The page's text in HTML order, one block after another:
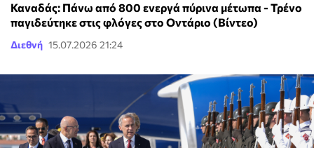
Καναδάς: Πάνω από 800 ενεργά πύρινα μέτωπα - Τρένο
παγιδεύτηκε στις φλόγες στο Οντάριο (Βίντεο)
Διεθνή 15.07.2026 21:24